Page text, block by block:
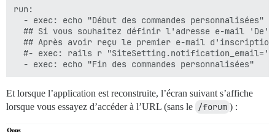
run:
  - exec: echo "Début des commandes personnalisées"
## Si vous souhaitez définir l'adresse e-mail
## Après avoir reçu le premier e-mail
#- exec: rails r
Et lorsque l’application est reconstruite, l’écran suivant s’affiche
lorsque vous essayez d’accéder à l’URL (sans le /forum ) :